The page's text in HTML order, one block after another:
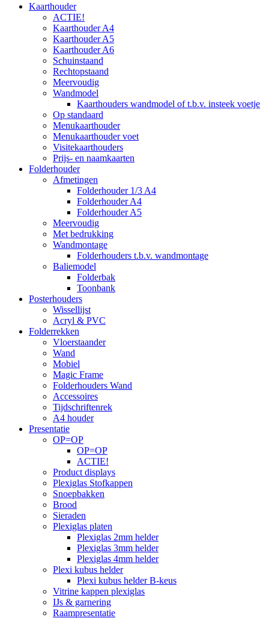
Kaarthouder
ACTIE!
Kaarthouder A4
Kaarthouder A5
Kaarthouder A6
Schuinstaand
Rechtopstaand
Meervoudig
Wandmodel
Kaarthouders wandmodel of t.b.v. insteek voetje
Op standaard
Menukaarthouder
Menukaarthouder voet
Visitekaarthouders
Prijs- en naamkaarten
Folderhouder
Afmetingen
Folderhouder 1/3 A4
Folderhouder A4
Folderhouder A5
Meervoudig
Met bedrukking
Wandmontage
Folderhouders t.b.v. wandmontage
Baliemodel
Folderbak
Toonbank
Posterhouders
Wissellijst
Acryl & PVC
Folderrekken
Vloerstaander
Wand
Mobiel
Magic Frame
Folderhouders Wand
Accessoires
Tijdschriftenrek
A4 houder
Presentatie
OP=OP
OP=OP
ACTIE!
Product displays
Plexiglas Stofkappen
Snoepbakken
Brood
Sieraden
Plexiglas platen
Plexiglas 2mm helder
Plexiglas 3mm helder
Plexiglas 4mm helder
Plexi kubus helder
Plexi kubus helder B-keus
Vitrine kappen plexiglas
IJs & garnering
Raampresentatie